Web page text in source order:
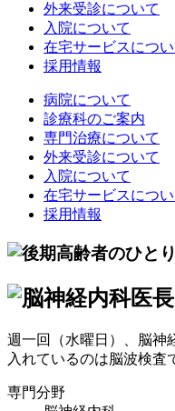
外来受診について
入院について
在宅サービスについ
採用情報
病院について
診療科のご案内
専門治療について
外来受診について
入院について
在宅サービスについ
採用情報
週一回（水曜日）、脳神
入れているのは脳波検
専門分野